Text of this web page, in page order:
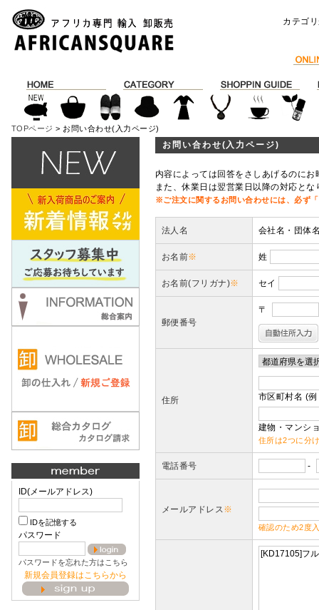
カテゴ
TOPページ > お問い合わせ(入力ページ)
ID(メールアドレス)
IDを記憶する
パスワード
パスワードを忘れた方はこちら
新規会員登録はこちらから
お問い合わせ(入力ページ)
内容によっては回答をさしあげるのに
また、休業日は翌営業日以降の対応と
※ご注文に関するお問い合わせには、必ず
法人名 会社名・団体
お名前※ 姓
お名前(フリガナ)※ セイ
郵便番号
〒
住所 市区町村名 (
建物・マンシ
住所は2つに分
電話番号 -
メールアドレス※
確認のため2度